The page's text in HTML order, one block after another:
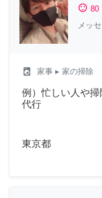
sentiment_satisfied 80
メッ
local_laundry_service 家事 ▸ 家の掃除
例）忙しい人や
代行
東京都